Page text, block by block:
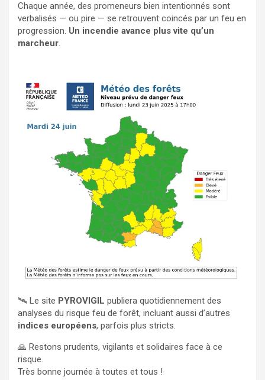
Chaque année, des promeneurs bien intentionnés sont
verbalisés — ou pire — se retrouvent coincés par un feu en
progression. Un incendie avance plus vite qu’un
marcheur.
🛰️ Le site PYROVIGIL publiera quotidiennement des
analyses du risque feu de forêt, incluant aussi d’autres
indices européens, parfois plus stricts.
🙏 Restons prudents, vigilants et solidaires face à ce
risque.
Très bonne journée à toutes et tous !